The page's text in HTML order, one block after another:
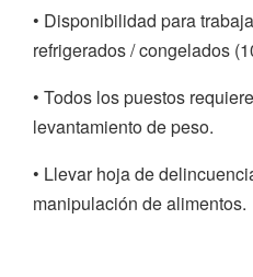
• Disponibilidad para
refrigerados / congelados
• Todos los puestos
levantamiento de peso.
• Llevar hoja de
manipulación de alimentos.